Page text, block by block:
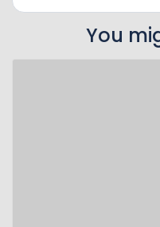
You